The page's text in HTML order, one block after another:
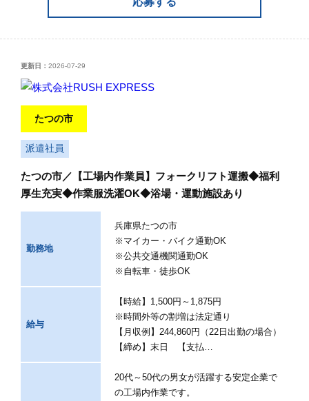
更新日： 2026-07-29
たつの市
派遣社員
たつの市／【工場内作業員】フォークリフト運搬◆福利
厚生充実◆作業服洗濯OK◆浴場・運動施設あり
勤務地
兵庫県たつの市
※マイカー・バイク通勤OK
※公共交通機関通勤OK
※自転車・徒歩OK
給与
【時給】1,500円～1,875円
※時間外等の割増は法定通り
【月収例】244,860円（22日出勤の場合）
【締め】末日 【支払…
20代～50代の男女が活躍する安定企業で
の工場内作業です。